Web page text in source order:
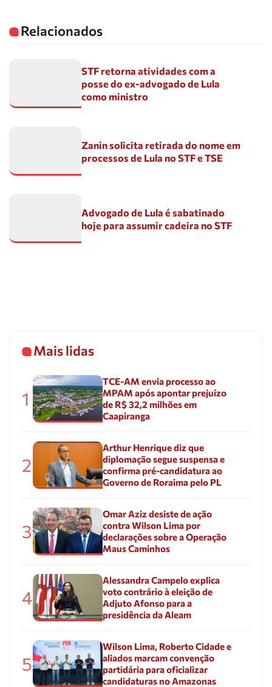
Relacionados
STF retorna atividades com a
posse do ex-advogado de Lula
como ministro
Zanin solicita retirada do nome em
processos de Lula no STF e TSE
Advogado de Lula é sabatinado
hoje para assumir cadeira no STF
Mais lidas
1
TCE-AM envia processo ao
MPAM após apontar prejuízo
de R$ 32,2 milhões em
Caapiranga
2
Arthur Henrique diz que
diplomação segue suspensa e
confirma pré-candidatura ao
Governo de Roraima pelo PL
3
Omar Aziz desiste de ação
contra Wilson Lima por
declarações sobre a Operação
Maus Caminhos
4
Alessandra Campelo explica
voto contrário à eleição de
Adjuto Afonso para a
presidência da Aleam
5
Wilson Lima, Roberto Cidade e
aliados marcam convenção
partidária para oficializar
candidaturas no Amazonas